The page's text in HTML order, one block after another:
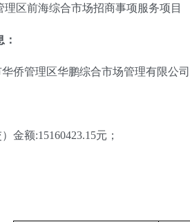
理区前海综合市场招商事项服务项目
侨管理区华鹏综合市场管理有限公
金额:15160423.15元；